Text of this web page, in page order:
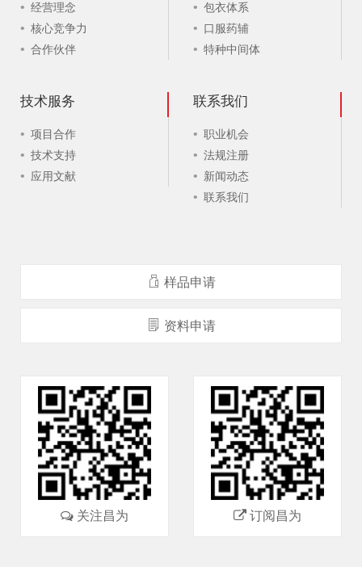
经营理念
核心竞争力
合作伙伴
包衣体系
口服药辅
特种中间体
技术服务
项目合作
技术支持
应用文献
联系我们
职业机会
法规注册
新闻动态
联系我们
样品申请
资料申请
关注昌为 订阅昌为